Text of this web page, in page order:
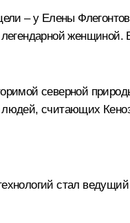
– у Елены
северной
людей, считающих
стал